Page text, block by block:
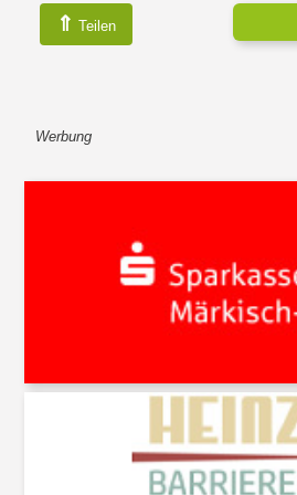
⇑ Teilen
Werbung